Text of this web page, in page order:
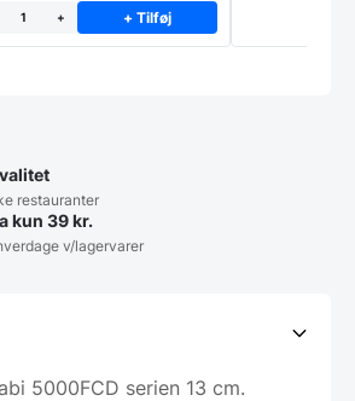
+ + Tilføj
restauranter
kun 39 kr.
v/lagervarer
5000FCD serien 13 cm.